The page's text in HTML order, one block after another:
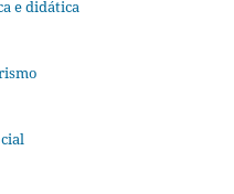
e didática